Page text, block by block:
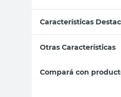
Características
Otras Características
Compará con